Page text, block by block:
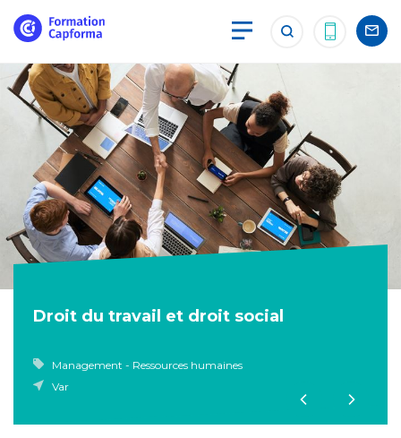
Droit du travail et droit social
Management - Ressources humaines
Var